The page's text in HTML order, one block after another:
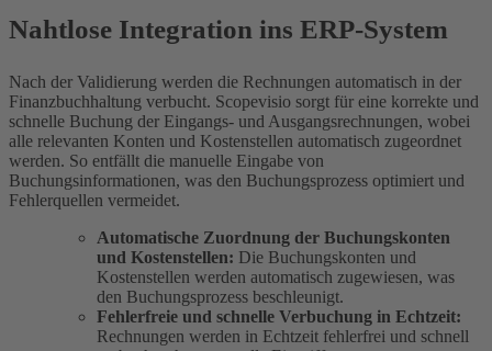
Nahtlose Integration ins ERP-System
Nach der Validierung werden die Rechnungen automatisch in der
Finanzbuchhaltung verbucht. Scopevisio sorgt für eine korrekte und
schnelle Buchung der Eingangs- und Ausgangsrechnungen, wobei
alle relevanten Konten und Kostenstellen automatisch zugeordnet
werden. So entfällt die manuelle Eingabe von
Buchungsinformationen, was den Buchungsprozess optimiert und
Fehlerquellen vermeidet.
Automatische Zuordnung der Buchungskonten
und Kostenstellen: Die Buchungskonten und
Kostenstellen werden automatisch zugewiesen, was
den Buchungsprozess beschleunigt.
Fehlerfreie und schnelle Verbuchung in Echtzeit:
Rechnungen werden in Echtzeit fehlerfrei und schnell